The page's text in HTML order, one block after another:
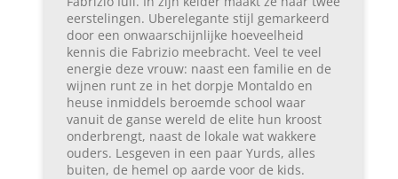
eerstelingen. Uberelegante stijl gemarkeerd
door een onwaarschijnlijke hoeveelheid
kennis die Fabrizio meebracht. Veel te veel
energie deze vrouw: naast een familie en de
wijnen runt ze in het dorpje Montaldo en
heuse inmiddels beroemde school waar
vanuit de ganse wereld de elite hun kroost
onderbrengt, naast de lokale wat wakkere
ouders. Lesgeven in een paar Yurds, alles
buiten, de hemel op aarde voor de kids.